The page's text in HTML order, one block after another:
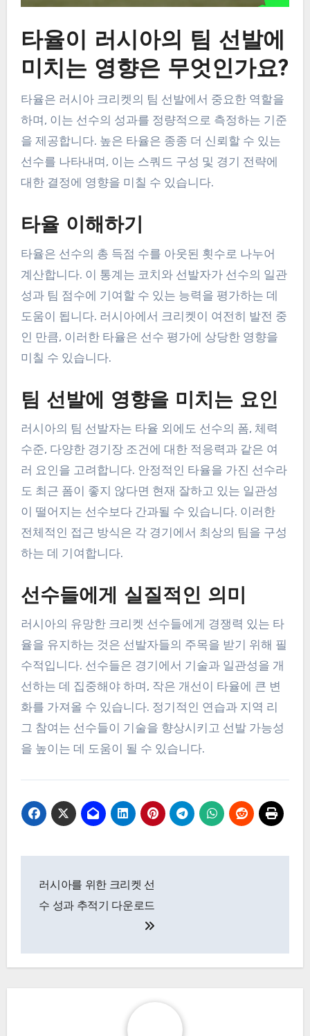
타율이 러시아의 팀 선발에
미치는 영향은 무엇인가요?
타율은 러시아 크리켓의 팀 선발에서 중요한 역할을
하며, 이는 선수의 성과를 정량적으로 측정하는 기준
을 제공합니다. 높은 타율은 종종 더 신뢰할 수 있는
선수를 나타내며, 이는 스쿼드 구성 및 경기 전략에
대한 결정에 영향을 미칠 수 있습니다.
타율 이해하기
타율은 선수의 총 득점 수를 아웃된 횟수로 나누어
계산합니다. 이 통계는 코치와 선발자가 선수의 일관
성과 팀 점수에 기여할 수 있는 능력을 평가하는 데
도움이 됩니다. 러시아에서 크리켓이 여전히 발전 중
인 만큼, 이러한 타율은 선수 평가에 상당한 영향을
미칠 수 있습니다.
팀 선발에 영향을 미치는 요인
러시아의 팀 선발자는 타율 외에도 선수의 폼, 체력
수준, 다양한 경기장 조건에 대한 적응력과 같은 여
러 요인을 고려합니다. 안정적인 타율을 가진 선수라
도 최근 폼이 좋지 않다면 현재 잘하고 있는 일관성
이 떨어지는 선수보다 간과될 수 있습니다. 이러한
전체적인 접근 방식은 각 경기에서 최상의 팀을 구성
하는 데 기여합니다.
선수들에게 실질적인 의미
러시아의 유망한 크리켓 선수들에게 경쟁력 있는 타
율을 유지하는 것은 선발자들의 주목을 받기 위해 필
수적입니다. 선수들은 경기에서 기술과 일관성을 개
선하는 데 집중해야 하며, 작은 개선이 타율에 큰 변
화를 가져올 수 있습니다. 정기적인 연습과 지역 리
그 참여는 선수들이 기술을 향상시키고 선발 가능성
을 높이는 데 도움이 될 수 있습니다.
navigation
러시아를 위한 크리켓 선
수 성과 추적기 다운로드